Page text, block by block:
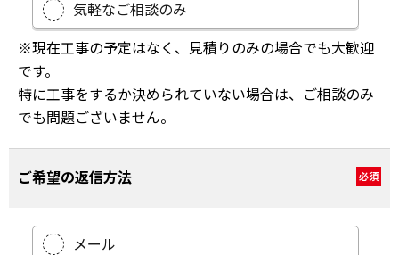
気軽なご相談のみ
※現在工事の予定はなく、見積りのみの場合でも大歓迎
です。
特に工事をするか決められていない場合は、ご相談のみ
でも問題ございません。
ご希望の返信方法 必須
メール